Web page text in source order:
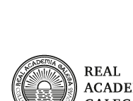
Real Academia Galega